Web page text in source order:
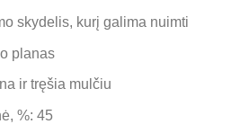
skydelis, kurį galima nuimti
planas
ir tręšia mulčiu
%: 45